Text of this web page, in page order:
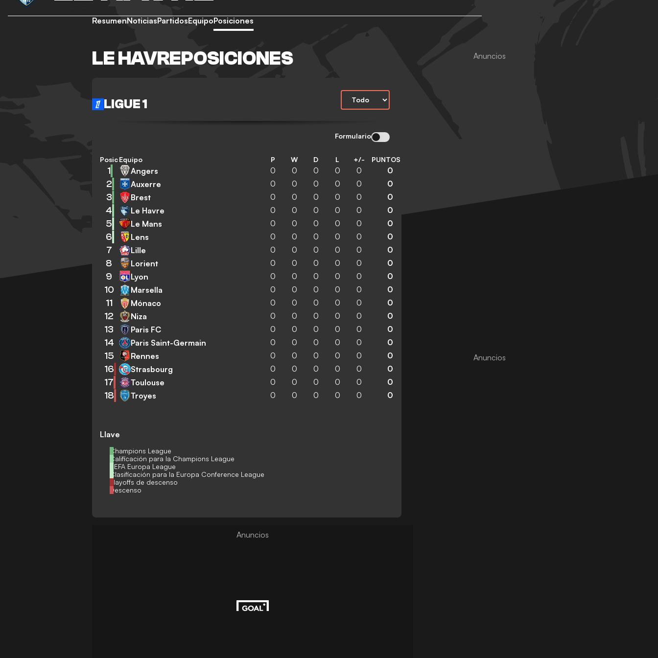
ResumenNoticiasPartidosEquipoPosiciones
LE HAVREPOSICIONES
LIGUE 1
Formulario
Llave
Champions League
Calificación para la Champions League
UEFA Europa League
Clasificación para la Europa Conference League
Playoffs de descenso
Descenso
PosiciónEquipo P W D L +/- PUNTOS
1 Angers 0 0 0 0 0 0
2 Auxerre 0 0 0 0 0 0
3 Brest 0 0 0 0 0 0
4 Le Havre 0 0 0 0 0 0
5 Le Mans 0 0 0 0 0 0
6 Lens 0 0 0 0 0 0
7 Lille 0 0 0 0 0 0
8 Lorient 0 0 0 0 0 0
9 Lyon 0 0 0 0 0 0
10 Marsella 0 0 0 0 0 0
11 Mónaco 0 0 0 0 0 0
12 Niza 0 0 0 0 0 0
13 Paris FC 0 0 0 0 0 0
14 Paris Saint-Germain 0 0 0 0 0 0
15 Rennes 0 0 0 0 0 0
16 Strasbourg 0 0 0 0 0 0
17 Toulouse 0 0 0 0 0 0
18 Troyes 0 0 0 0 0 0